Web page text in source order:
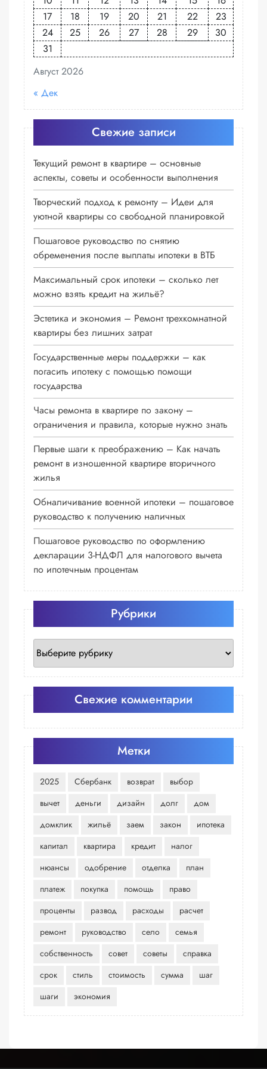
Август 2026
17
18 19 20 21 22
23
24
25 26 27 28 29
30
31
« Дек
Свежие записи
Текущий ремонт в квартире – основные
аспекты, советы и особенности выполнения
Творческий подход к ремонту – Идеи для
уютной квартиры со свободной планировкой
Пошаговое руководство по снятию
обременения после выплаты ипотеки в ВТБ
Максимальный срок ипотеки – сколько лет
можно взять кредит на жильё?
Эстетика и экономия – Ремонт трехкомнатной
квартиры без лишних затрат
Государственные меры поддержки – как
погасить ипотеку с помощью помощи
государства
Часы ремонта в квартире по закону –
ограничения и правила, которые нужно знать
Первые шаги к преображению – Как начать
ремонт в изношенной квартире вторичного
жилья
Обналичивание военной ипотеки – пошаговое
руководство к получению наличных
Пошаговое руководство по оформлению
декларации 3-НДФЛ для налогового вычета
по ипотечным процентам
Рубрики
Рубрики
Свежие комментарии
Метки
2025 Сбербанк возврат
выбор
вычет
деньги дизайн долг
дом
домклик
жильё заем закон
ипотека
капитал
квартира кредит
налог
нюансы
одобрение отделка
план
платеж
покупка помощь
право
проценты
развод расходы
расчет
ремонт
руководство село
семья
собственность
совет советы
справка
срок
стиль стоимость сумма
шаг
шаги
экономия